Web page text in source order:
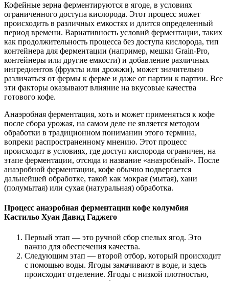
Кофейные зерна ферментируются в ягоде, в условиях
ограниченного доступа кислорода. Этот процесс может
происходить в различных емкостях и длится определенный
период времени. Вариативность условий ферментации, таких
как продолжительность процесса без доступа кислорода, тип
контейнера для ферментации (например, мешки Grain-Pro,
контейнеры или другие емкости) и добавление различных
ингредиентов (фрукты или дрожжи), может значительно
различаться от фермы к ферме и даже от партии к партии. Все
эти факторы оказывают влияние на вкусовые качества
готового кофе.
Анаэробная ферментация, хоть и может применяться к кофе
после сбора урожая, на самом деле не является методом
обработки в традиционном понимании этого термина,
вопреки распространенному мнению. Этот процесс
происходит в условиях, где доступ кислорода ограничен, на
этапе ферментации, отсюда и название «анаэробный». После
анаэробной ферментации, кофе обычно подвергается
дальнейшей обработке, такой как мокрая (мытая), хани
(полумытая) или сухая (натуральная) обработка.
Процесс анаэробная ферментации кофе колумбия
Кастильо Хуан Давид Гаджего
Первый этап — это ручной сбор спелых ягод. Это
важно для обеспечения качества.
Следующим этап — второй отбор, который происходит
с помощью воды. Ягоды замачивают в воде, и здесь
происходит отделение. Ягоды с низкой плотностью,